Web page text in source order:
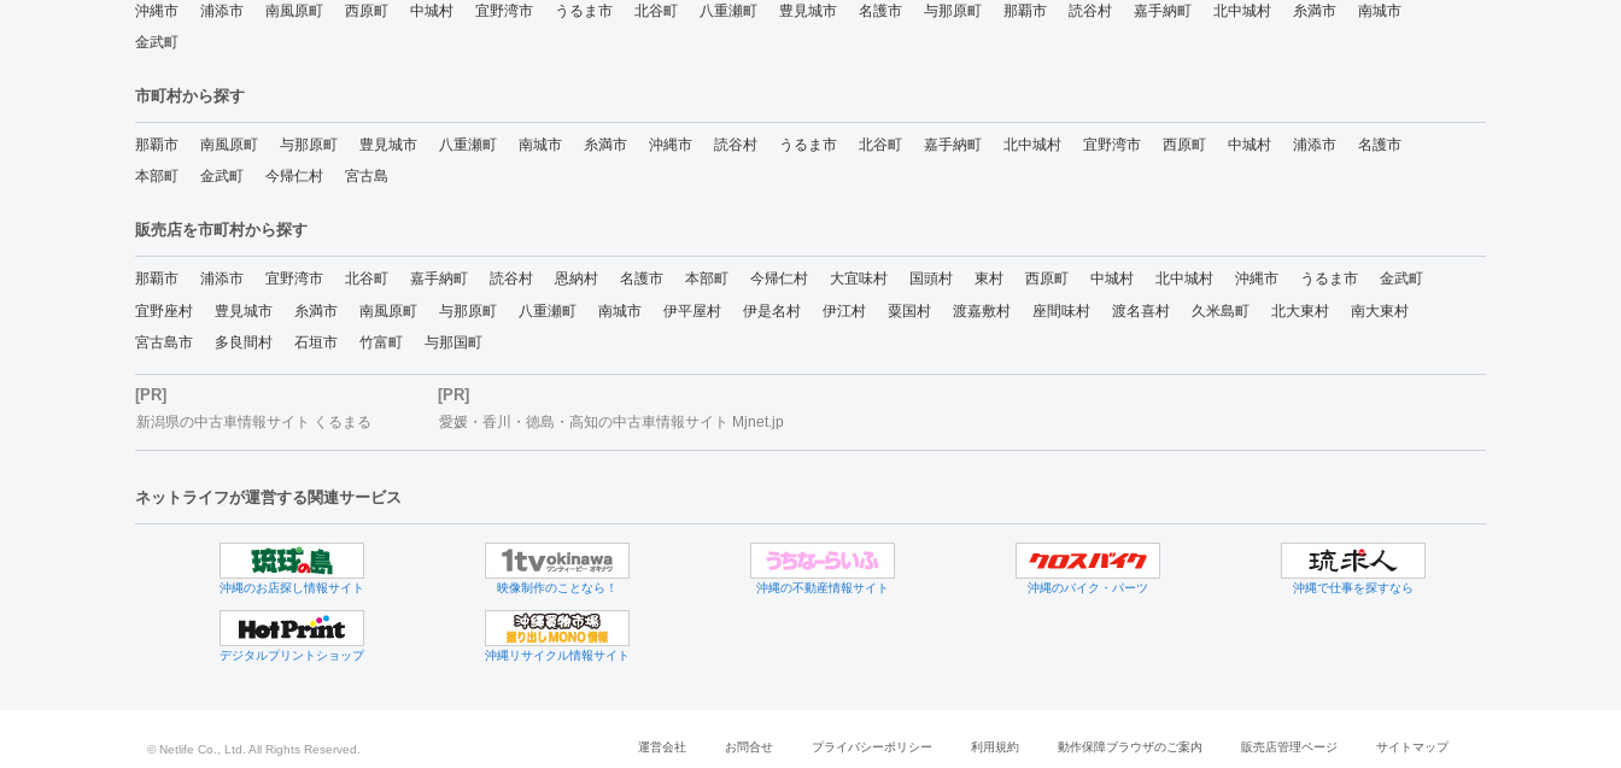
沖縄市 浦添市 南風原町 西原町 中城村 宜野湾市 うるま市 北谷町 八重瀬町 豊見城市 名護市 与那原町 那覇市 読谷村 嘉手納町 北中城村 糸満市
南城市
金武町
市町村から探す
那覇市 南風原町 与那原町 豊見城市 八重瀬町 南城市 糸満市 沖縄市 読谷村 うるま市 北谷町 嘉手納町 北中城村 宜野湾市 西原町 中城村 浦添市
名護市
本部町
金武町 今帰仁村 宮古島
販売店を市町村から探す
那覇市 浦添市 宜野湾市 北谷町 嘉手納町 読谷村 恩納村 名護市 本部町 今帰仁村 大宜味村 国頭村 東村 西原町 中城村 北中城村 沖縄市 うるま市
金武町
宜野座村
豊見城市 糸満市 南風原町 与那原町 八重瀬町 南城市 伊平屋村 伊是名村 伊江村 粟国村 渡嘉敷村 座間味村 渡名喜村 久米島町 北大東村
南大東村
宮古島市
多良間村 石垣市 竹富町 与那国町
[PR]
新潟県の中古車情報サイト くるまる
[PR]
愛媛・香川・徳島・高知の中古車情報サイト Mjnet.jp
ネットライフが運営する関連サービス
沖縄のお店探し情報サイト 映像制作のことなら！ 沖縄の不動産情報サイト 沖縄のバイク・パーツ 沖縄で仕事を探すなら
デジタルプリントショップ 沖縄リサイクル情報サイト
© Netlife Co., Ltd. All Rights Reserved. 運営会社 お問合せ プライバシーポリシー 利用規約 動作保障ブラウザのご案内 販売店管理ページ サイトマップ